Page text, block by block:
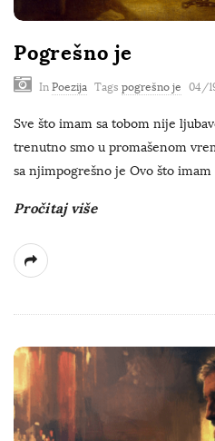
Pogrešno je
In Poezija Tags pogrešno je 04/
Sve što imam sa tobom nije
trenutno smo u promašenom
sa njimpogrešno je Ovo što imam
Pročitaj više